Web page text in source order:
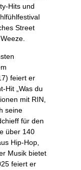
Hits und
Street
feiert er
Hit „Was du
mit RIN,
seine
für den
über 140
Hip-Hop,
Musik bietet
feiert er